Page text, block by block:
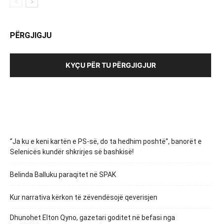
PËRGJIGJU
KYÇU PËR TU PËRGJIGJUR
“Ja ku e keni kartën e PS-së, do ta hedhim poshtë”, banorët e
Selenicës kundër shkrirjes së bashkisë!
Belinda Balluku paraqitet në SPAK
Kur narrativa kërkon të zëvendësojë qeverisjen
Dhunohet Elton Qyno, gazetari goditet në befasi nga